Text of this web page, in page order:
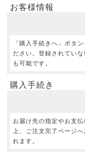
お客様情報
「購入手続きへ」ボタ
ださい。登録されてい
も可能です。
購入手続き
お届け先の指定やお支
上、ご注文完了ページ
れます。